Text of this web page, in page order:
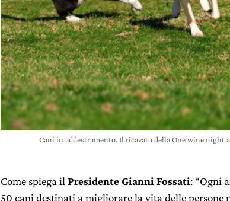
Cani in addestramento. Il ricavato della One wine
Come spiega ilPresidente Gianni Fossati: “Ogni
50 cani destinati a migliorare la vita delle persone